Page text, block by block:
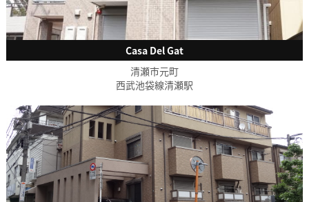
Casa Del Gat
清瀬市元町
西武池袋線清瀬駅